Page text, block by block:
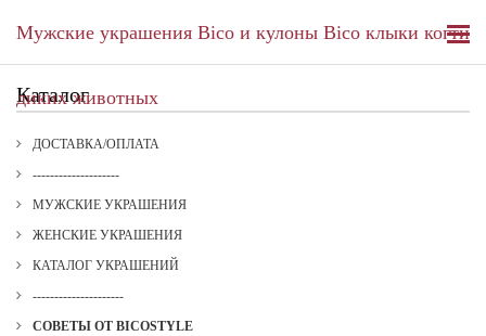
Мужские украшения Bico и кулоны Bico клыки когти
диких животных
Каталог
ДОСТАВКА/ОПЛАТА
--------------------
МУЖСКИЕ УКРАШЕНИЯ
ЖЕНСКИЕ УКРАШЕНИЯ
КАТАЛОГ УКРАШЕНИЙ
---------------------
СОВЕТЫ ОТ BICOSTYLE